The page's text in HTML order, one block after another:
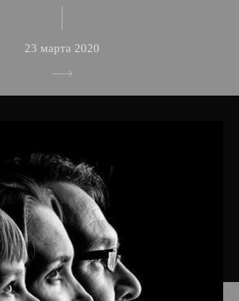
23 марта 2020